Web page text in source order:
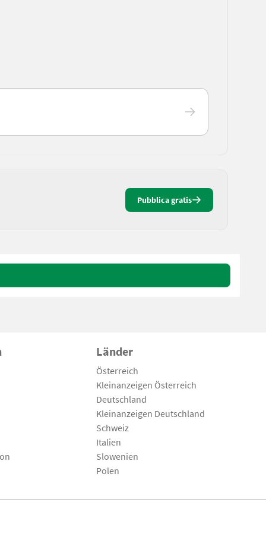
Pubblica gratis
Länder
Österreich
Kleinanzeigen Österreich
Deutschland
Kleinanzeigen Deutschland
Schweiz
Italien
Slowenien
Polen